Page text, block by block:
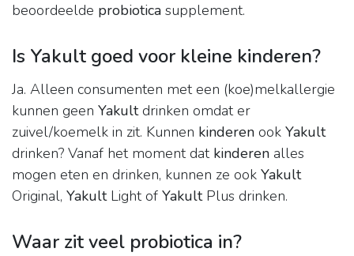
beoordeelde probiotica supplement.
Is Yakult goed voor kleine kinderen?
Ja. Alleen consumenten met een (koe)melkallergie
kunnen geen Yakultdrinken omdat er
zuivel/koemelk in zit. Kunnen kinderen ook Yakult
drinken? Vanaf het moment dat kinderen alles
mogen eten en drinken, kunnen ze ook Yakult
Original, YakultLight of YakultPlus drinken.
Waar zit veel probiotica in?